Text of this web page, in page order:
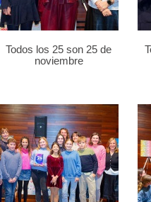
Todos los 25 son 25 de
noviembre